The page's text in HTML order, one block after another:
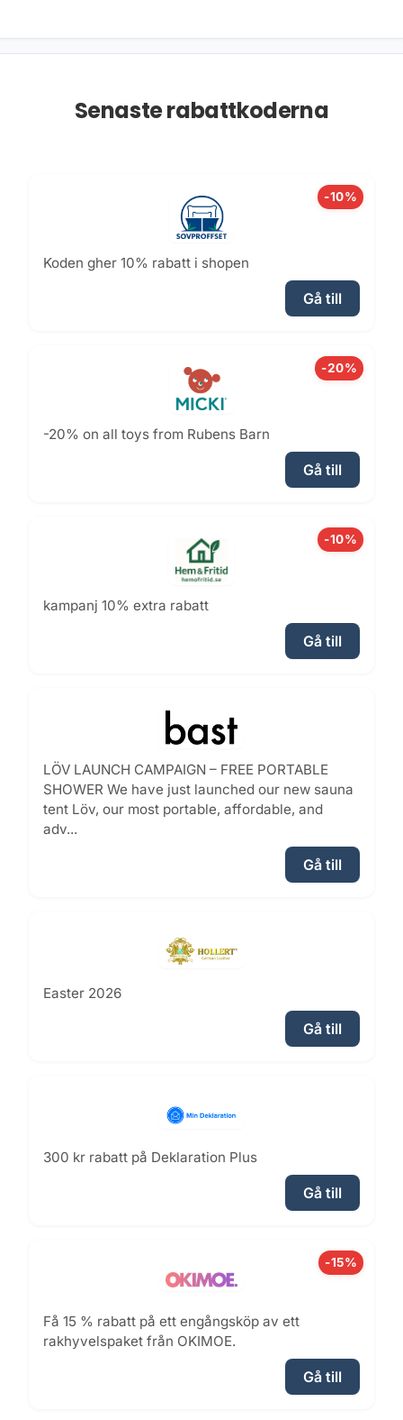
Senaste rabattkoderna
-10%
Koden gher 10% rabatt i shopen
Gå till
-20%
-20% on all toys from Rubens Barn
Gå till
-10%
kampanj 10% extra rabatt
Gå till
LÖV LAUNCH CAMPAIGN – FREE PORTABLE
SHOWER We have just launched our new sauna
tent Löv, our most portable, affordable, and
adv...
Gå till
Easter 2026
Gå till
300 kr rabatt på Deklaration Plus
Gå till
-15%
Få 15 % rabatt på ett engångsköp av ett
rakhyvelspaket från OKIMOE.
Gå till